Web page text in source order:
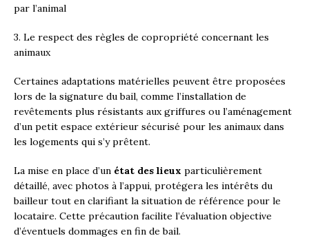
par l’animal
3. Le respect des règles de copropriété concernant les
animaux
Certaines adaptations matérielles peuvent être proposées
lors de la signature du bail, comme l’installation de
revêtements plus résistants aux griffures ou l’aménagement
d’un petit espace extérieur sécurisé pour les animaux dans
les logements qui s’y prêtent.
La mise en place d’un état des lieux particulièrement
détaillé, avec photos à l’appui, protégera les intérêts du
bailleur tout en clarifiant la situation de référence pour le
locataire. Cette précaution facilite l’évaluation objective
d’éventuels dommages en fin de bail.